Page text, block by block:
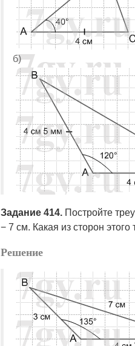
б)
Задание 414. Постройте
− 7 см. Какая из сторон
Решение